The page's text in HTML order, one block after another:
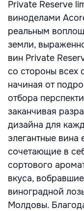
Private Reserve
виноделами
реальным
земли,
вин Private
со стороны всех
начиная от
отбора
заканчивая
дизайна для
элегантные вина
сочетающие в
сортового
вкуса,
виноградной
Молдовы.